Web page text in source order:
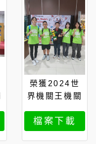
榮獲2024世
界機關王機關
世界銀牌2
檔案下載